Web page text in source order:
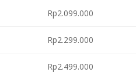
Rp2.099.000
Rp2.299.000
Rp2.499.000